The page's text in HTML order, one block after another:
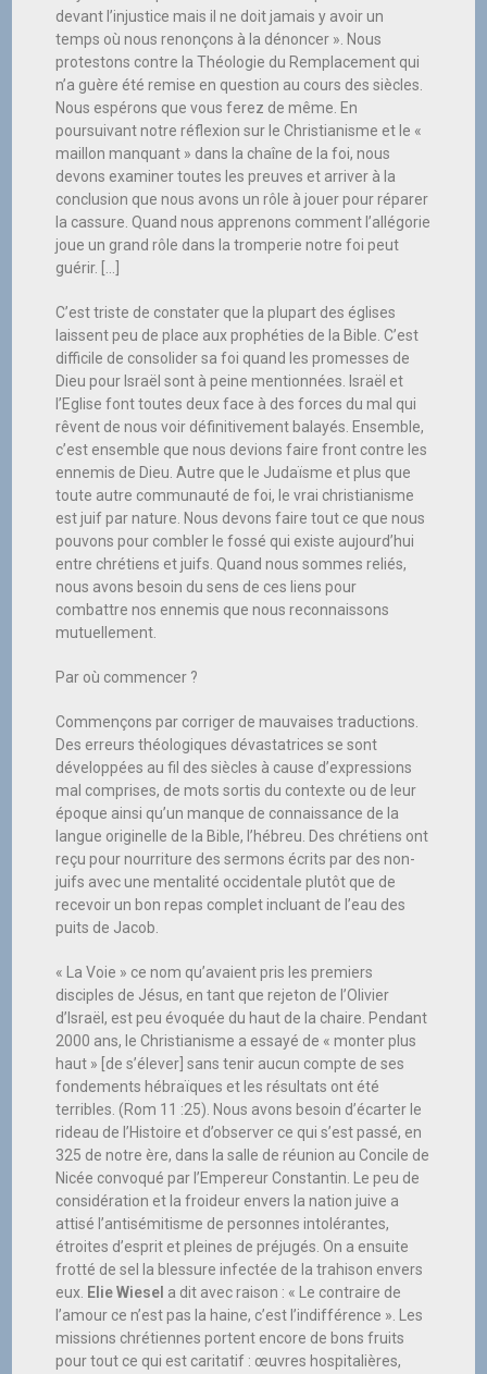
devant l’injustice mais il ne doit jamais y avoir un
temps où nous renonçons à la dénoncer ». Nous
protestons contre la Théologie du Remplacement qui
n’a guère été remise en question au cours des siècles.
Nous espérons que vous ferez de même. En
poursuivant notre réflexion sur le Christianisme et le «
maillon manquant » dans la chaîne de la foi, nous
devons examiner toutes les preuves et arriver à la
conclusion que nous avons un rôle à jouer pour réparer
la cassure. Quand nous apprenons comment l’allégorie
joue un grand rôle dans la tromperie notre foi peut
guérir. […]
C’est triste de constater que la plupart des églises
laissent peu de place aux prophéties de la Bible. C’est
difficile de consolider sa foi quand les promesses de
Dieu pour Israël sont à peine mentionnées. Israël et
l’Eglise font toutes deux face à des forces du mal qui
rêvent de nous voir définitivement balayés. Ensemble,
c’est ensemble que nous devions faire front contre les
ennemis de Dieu. Autre que le Judaïsme et plus que
toute autre communauté de foi, le vrai christianisme
est juif par nature. Nous devons faire tout ce que nous
pouvons pour combler le fossé qui existe aujourd’hui
entre chrétiens et juifs. Quand nous sommes reliés,
nous avons besoin du sens de ces liens pour
combattre nos ennemis que nous reconnaissons
mutuellement.
Par où commencer ?
Commençons par corriger de mauvaises traductions.
Des erreurs théologiques dévastatrices se sont
développées au fil des siècles à cause d’expressions
mal comprises, de mots sortis du contexte ou de leur
époque ainsi qu’un manque de connaissance de la
langue originelle de la Bible, l’hébreu. Des chrétiens ont
reçu pour nourriture des sermons écrits par des non-
juifs avec une mentalité occidentale plutôt que de
recevoir un bon repas complet incluant de l’eau des
puits de Jacob.
« La Voie » ce nom qu’avaient pris les premiers
disciples de Jésus, en tant que rejeton de l’Olivier
d’Israël, est peu évoquée du haut de la chaire. Pendant
2000 ans, le Christianisme a essayé de « monter plus
haut » [de s’élever] sans tenir aucun compte de ses
fondements hébraïques et les résultats ont été
terribles. (Rom 11 :25). Nous avons besoin d’écarter le
rideau de l’Histoire et d’observer ce qui s’est passé, en
325 de notre ère, dans la salle de réunion au Concile de
Nicée convoqué par l’Empereur Constantin. Le peu de
considération et la froideur envers la nation juive a
attisé l’antisémitisme de personnes intolérantes,
étroites d’esprit et pleines de préjugés. On a ensuite
frotté de sel la blessure infectée de la trahison envers
eux. Elie Wiesel a dit avec raison : « Le contraire de
l’amour ce n’est pas la haine, c’est l’indifférence ». Les
missions chrétiennes portent encore de bons fruits
pour tout ce qui est caritatif : œuvres hospitalières,